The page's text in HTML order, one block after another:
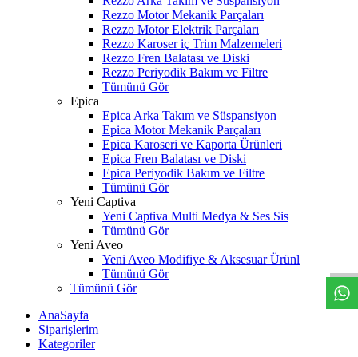
Rezzo Motor Mekanik Parçaları
Rezzo Motor Elektrik Parçaları
Rezzo Karoser iç Trim Malzemeleri
Rezzo Fren Balatası ve Diski
Rezzo Periyodik Bakım ve Filtre
Tümünü Gör
Epica
Epica Arka Takım ve Süspansiyon
Epica Motor Mekanik Parçaları
Epica Karoseri ve Kaporta Ürünleri
Epica Fren Balatası ve Diski
Epica Periyodik Bakım ve Filtre
Tümünü Gör
Yeni Captiva
Yeni Captiva Multi Medya & Ses Sis
Tümünü Gör
Yeni Aveo
Yeni Aveo Modifiye & Aksesuar Ürünl
Tümünü Gör
Tümünü Gör
AnaSayfa
Siparişlerim
Kategoriler